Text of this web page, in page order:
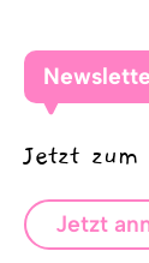
Jetzt zum
Jetzt